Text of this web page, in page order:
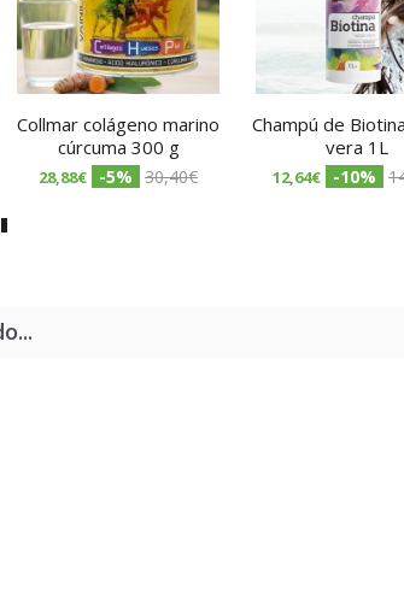
Collmar colágeno marino
cúrcuma 300 g
28,88€ -5% 30,40€
Champú de
vera 1L
12,64€ -10%